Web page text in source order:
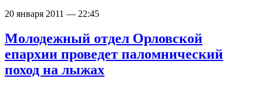
20 января 2011 — 22:45
Молодежный отдел Орловской
епархии проведет паломнический
поход на лыжах